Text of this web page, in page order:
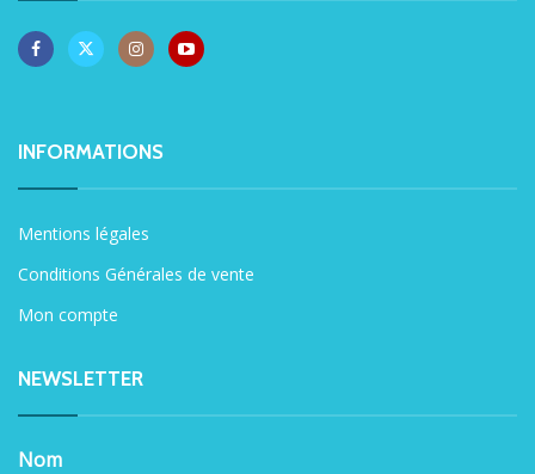
INFORMATIONS
Mentions légales
Conditions Générales de vente
Mon compte
NEWSLETTER
Nom